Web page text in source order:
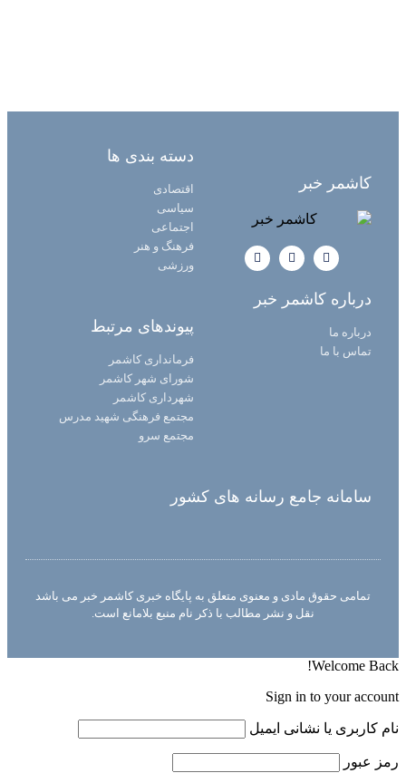
کاشمر خبر
دسته بندی ها
اقتصادی
سیاسی
اجتماعی
فرهنگ و هنر
ورزشی
درباره کاشمر خبر
درباره ما
تماس با ما
پیوندهای مرتبط
فرمانداری کاشمر
شورای شهر کاشمر
شهرداری کاشمر
مجتمع فرهنگی شهید مدرس
مجتمع سرو
سامانه جامع رسانه های کشور
تمامی حقوق مادی و معنوی متعلق به پایگاه خبری کاشمر خبر می باشد
نقل و نشر مطالب با ذکر نام منبع بلامانع است.
Welcome Back!
Sign in to your account
نام کاربری یا نشانی ایمیل
رمز عبور